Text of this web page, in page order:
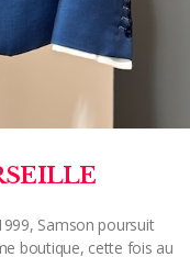
Samson poursuit
boutique, cette fois au